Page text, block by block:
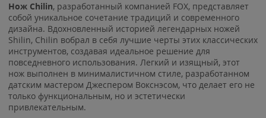
Нож Chilin, разработанный компанией FOX, представляет
собой уникальное сочетание традиций и современного
дизайна. Вдохновленный историей легендарных ножей
Shilin, Chilin вобрал в себя лучшие черты этих классических
инструментов, создавая идеальное решение для
повседневного использования. Легкий и изящный, этот
нож выполнен в минималистичном стиле, разработанном
датским мастером Джеспером Вокснэсом, что делает его не
только функциональным, но и эстетически
привлекательным.